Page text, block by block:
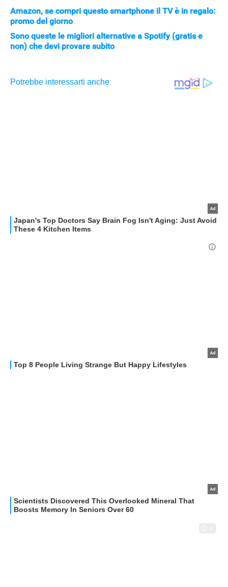
Amazon, se compri questo smartphone il TV è in regalo:
promo del giorno
Sono queste le migliori alternative a Spotify (gratis e
non) che devi provare subito